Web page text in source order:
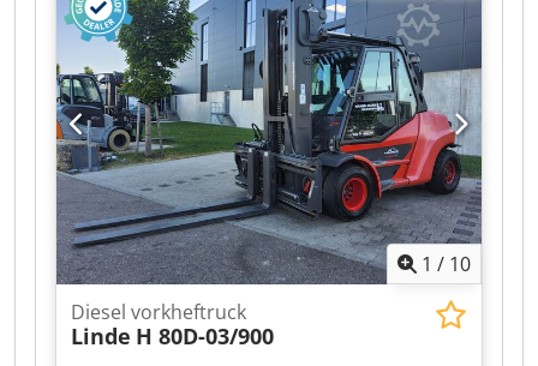
informatie zoals tankinhoud, tijd, bedrijfsuren
en service-informatie. Variabele
verplaatsingspomp voor een lager
energieverbruik · Linde Engine Protection System
(LEPS): Bewaking · Waarschuwing en
vermogensvermindering wanneer verschillende
prestatieparameters, zoals het motoroliepeil/de
motordruk, het koelwaterpeil/de
koelwatertemperatuur, de hydraulische
olietemperatuur en het luchtfiltervacuüm
worden overschreden of onderschreden · Hoge
veiligheid en stabiliteit dankzij Linde
torsieondersteuning · Hydraulisch gedempte en
geveerde comfortstoel met uitgebreide
1 / 10
Diesel vorkheftruck
Linde H 80D-03/900